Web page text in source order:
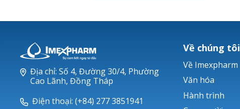
Nerusyn®
Ticarlinat®
Zobacta®
Địa chỉ: Số 4, Đường 30/4, Phường
Cao Lãnh, Đồng Tháp
Điện thoại: (+84) 277 3851941
Về chúng tôi
Về Imexpharm
Văn hóa
Hành trình